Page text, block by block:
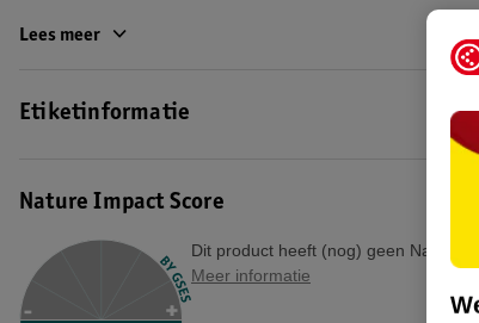
Lees meer
Etiketinformatie
Nature Impact Score
Dit product heeft (nog) geen Nature
Meer informatie